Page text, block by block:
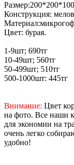
Конструкция:
Цвет: бурая.
1-9шт; 690тг
10-49шт; 560тг
50-499шт; 510тг
500-1000шт: 445тг
Внимание: Цвет
на фото. Все наши
для экономии на
очень легко
удобно!